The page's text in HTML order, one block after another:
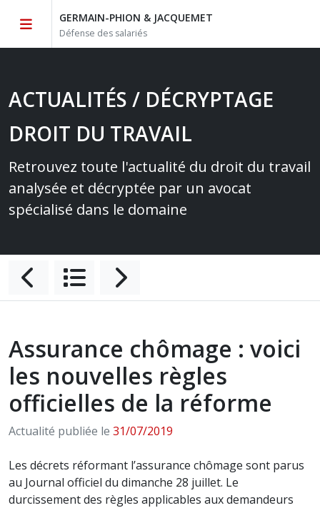
GERMAIN-PHION & JACQUEMET
Défense des salariés
ACTUALITÉS / DÉCRYPTAGE
DROIT DU TRAVAIL
Retrouvez toute l'actualité du droit du travail
analysée et décryptée par un avocat
spécialisé dans le domaine
Assurance chômage : voici
les nouvelles règles
officielles de la réforme
Actualité publiée le 31/07/2019
Les décrets réformant l’assurance chômage sont parus
au Journal officiel du dimanche 28 juillet. Le
durcissement des règles applicables aux demandeurs